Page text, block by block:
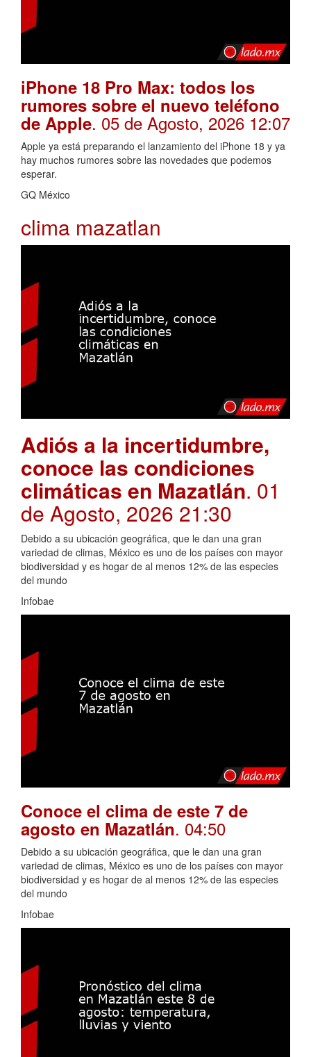
iPhone 18 Pro Max: todos los
rumores sobre el nuevo teléfono
de Apple. 05 de Agosto, 2026 12:07
Apple ya está preparando el lanzamiento del iPhone 18 y ya
hay muchos rumores sobre las novedades que podemos
esperar.
GQ México
clima mazatlan
Adiós a la incertidumbre,
conoce las condiciones
climáticas en Mazatlán. 01
de Agosto, 2026 21:30
Debido a su ubicación geográfica, que le dan una gran
variedad de climas, México es uno de los países con mayor
biodiversidad y es hogar de al menos 12% de las especies
del mundo
Infobae
Conoce el clima de este 7 de
agosto en Mazatlán. 04:50
Debido a su ubicación geográfica, que le dan una gran
variedad de climas, México es uno de los países con mayor
biodiversidad y es hogar de al menos 12% de las especies
del mundo
Infobae